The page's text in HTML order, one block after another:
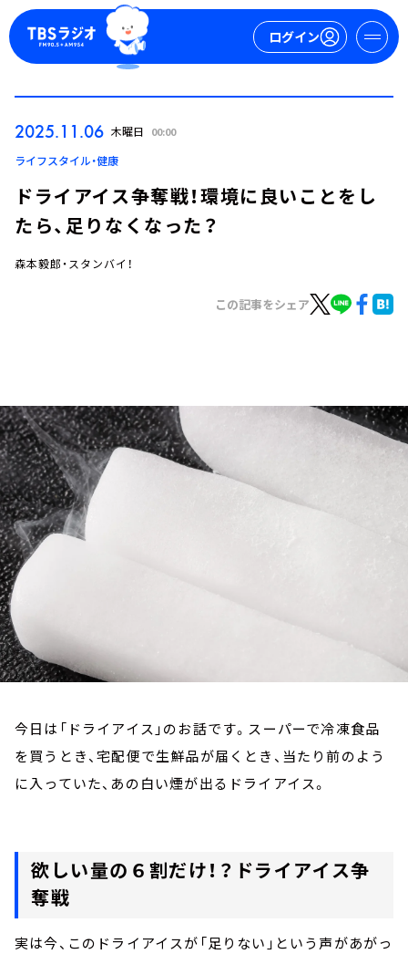
ログイン
ログイン
お知らせ
イベント・グッズ
YouTube
会社情報
2025.11.06 木曜日 00:00
ライフスタイル・健康
ドライアイス争奪戦！環境に良いことをし
たら、足りなくなった？
森本毅郎・スタンバイ！
この記事をシェア
今日は「ドライアイス」のお話です。スーパーで冷凍食品
を買うとき、宅配便で生鮮品が届くとき、当たり前のよう
に入っていた、あの白い煙が出るドライアイス。
欲しい量の６割だけ！？ドライアイス争
奪戦
実は今、このドライアイスが「足りない」という声があがっ